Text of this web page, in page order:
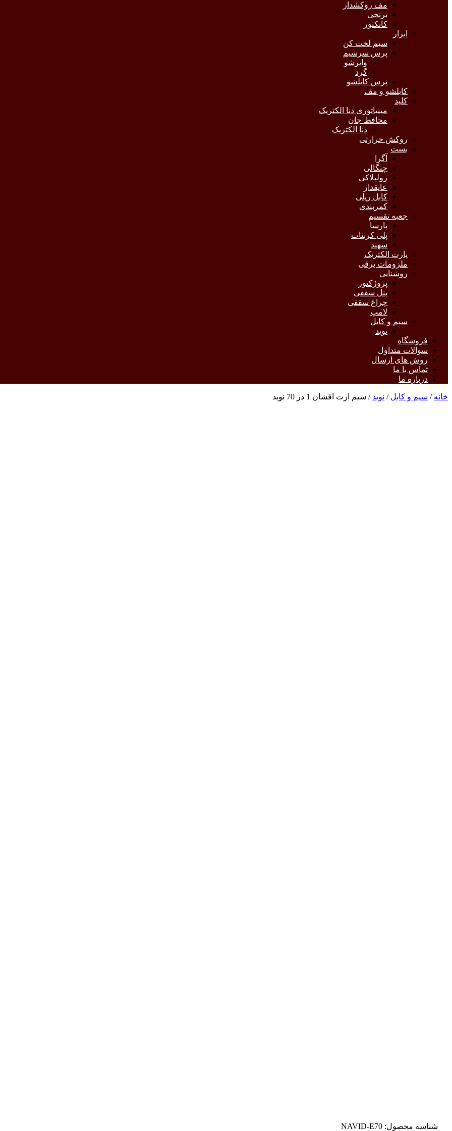
مف روکشدار
برنجی
کانکتور
ابزار
سیم لخت کن
پرس سرسیم
وایرشو
گرد
پرس کابلشو
کابلشو و مف
کلید
مینیاتوری دنا الکتریک
محافظ جان
دنا الکتریک
روکش حرارتی
بست
آگرا
چنگالی
رولپلاکی
عایقدار
کابل ریلی
کمربندی
جعبه تقسیم
پارسا
پلی کربنات
سهند
پارت الکتریک
ملزومات برقی
روشنایی
پروژکتور
پنل سقفی
چراغ سقفی
لامپ
سیم و کابل
نوید
فروشگاه
سوالات متداول
روش های ارسال
تماس با ما
درباره ما
خانه / سیم و کابل / نوید / سیم ارت افشان 1 در 70 نوید
شناسه محصول: NAVID-E70